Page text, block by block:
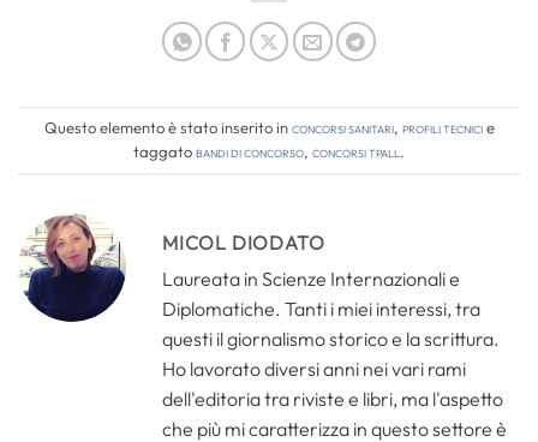
Questo elemento è stato inserito inConcorsi Sanitari, Profili tecnicie
taggatobandi di concorso, concorsi tpall .
MICOL DIODATO
Laureata in Scienze Internazionali e
Diplomatiche. Tanti i miei interessi, tra
questi il giornalismo storico e la scrittura.
Ho lavorato diversi anni nei vari rami
dell'editoria tra riviste e libri, ma l'aspetto
che più mi caratterizza in questo settore è